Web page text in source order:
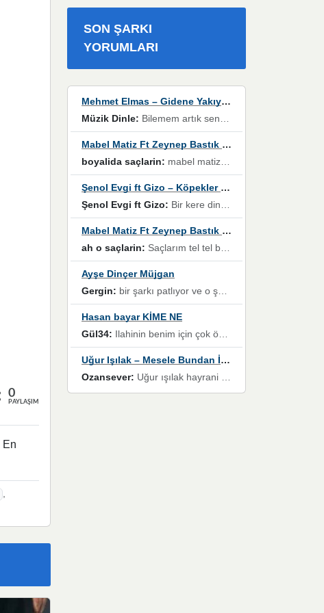
0
PAYLAŞIMLAR
En
,
SON ŞARKI
YORUMLARI
Mehmet Elmas – Gidene Yakıyorum
Müzik Dinle: Bilemem artık senden bir şans daha / Düştüğün zaman ben olmayacağım yanında” dizeleri, artık geçmişin tekrarına izin verilmeyeceğini, kişisel sınırların çizildiğini gösteriyor.
Mabel Matiz Ft Zeynep Bastık – Saçların
boyalida saçlarin: mabel matiz'in maya albümünde yer alan güzellerden. parça da şarkı hani! müzikal altyapısına vurulduğum, sözlerinde kaybolduğum bir parça olmuş.
Şenol Evgi ft Gizo – Köpekler Tanımadıklarına havlar
Şenol Evgi ft Gizo: Bir kere dinlememe rağmen kulaklardan gitmiyor sen sen sen sen kurban ol sen sen sen sen hayran ol yükses ses müzik dinleme sebebisiniz canlar bomba gibi patladınız maşallah
Mabel Matiz Ft Zeynep Bastık – Saçların
ah o saçlarin: Saçlarım tel tel beyazlıyor beyazlagına degil yanımda sen yoksun ona üzülüyorum günler bir bir geçiyor geçen günlere değil sensiz geçen günlere darılıyorum,Dinledikce asla kavusamayacagim ama asla unutamicagim sevdiğim adam için yanar içim
Ayşe Dinçer Müjgan
Gergin: bir şarkı patlıyor ve o şarkıyı millet her paylaşımın altına koyuyor ve öyle bir durum hal alıyor ki şarkıyı dinlemeden şarkıdan bikıyorsun Ama bu enteresan bir şekilde dillere dolanıyor millet olarak seviyoruz dertlerle boğuşurken bir yandan da göbek atmayi))) diyeceklerim bu kadar güzel hoş bir sayfa emeğinize sağlık arkadaşlar kolay gelsin
Hasan bayar KİME NE
Gül34: Ilahinin benim için çok özel bir yeri var İlk çıktığında komşum ne kadar yüksek sesle dinliyorsa orada duymuştum ve YouTube'dan aratıp Bu ilahiyi bulmuştum ve sonra müdavimi oldum günlük Ben de 3-5 kere dinleyip ezberleyip artık ilahiye bende eşlik ediyorum yüksek sesle Allah razı olsun hizmet nimettir Rabbim sizin zahmetlerinize de hayırlı nimetler versin Selam ve dua ile Allah'a emanet olun
Uğur Işılak – Mesele Bundan İbaret
Ozansever: Uğur ışılak hayrani olarak eski yeni tüm eserlerini keyifle huzurla dinleyenlerden birisiyim, emeğine saygı duyan gönül veren bunu en güzel şekilde sevenlerine ulaştıran siz değerli sayfa yöneticilerine de teşekkür ederim